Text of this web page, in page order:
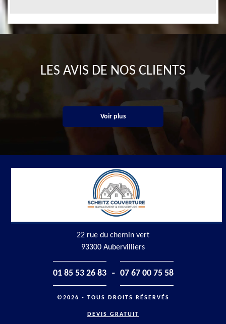
LES AVIS DE NOS CLIENTS
Voir plus
22 rue du chemin vert
93300 Aubervilliers
01 85 53 26 83 - 07 67 00 75 58
©2026 - TOUS DROITS RÉSERVÉS
DEVIS GRATUIT